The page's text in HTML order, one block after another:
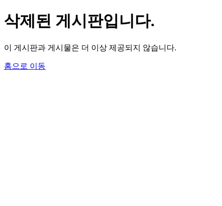
삭제된 게시판입니다.
이 게시판과 게시물은 더 이상 제공되지 않습니다.
홈으로 이동